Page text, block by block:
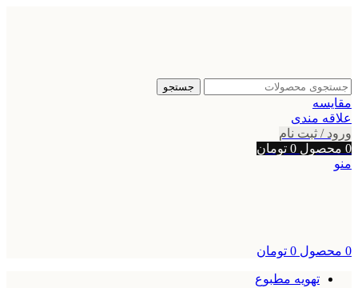
جستجو
مقایسه
علاقه مندی
ورود / ثبت نام
0 محصول 0 تومان
منو
0 محصول 0 تومان
تهویه مطبوع